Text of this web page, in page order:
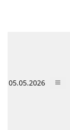
05.05.2026